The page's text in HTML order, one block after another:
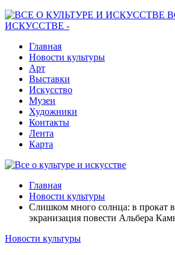
ИСКУССТВЕ -
Главная
Новости культуры
Арт
Выставки
Искусство
Музеи
Художники
Контакты
Лента
Карта
Главная
Новости культуры
Слишком много солнца: в прокат
экранизация повести Альбера
Новости культуры